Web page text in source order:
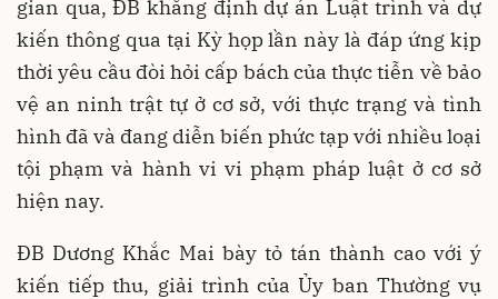
gian qua, ĐB khẳng định dự án Luật trình và dự
kiến thông qua tại Kỳ họp lần này là đáp ứng kịp
thời yêu cầu đòi hỏi cấp bách của thực tiễn về bảo
vệ an ninh trật tự ở cơ sở, với thực trạng và tình
hình đã và đang diễn biến phức tạp với nhiều loại
tội phạm và hành vi vi phạm pháp luật ở cơ sở
hiện nay.
ĐB Dương Khắc Mai bày tỏ tán thành cao với ý
kiến tiếp thu, giải trình của Ủy ban Thường vụ